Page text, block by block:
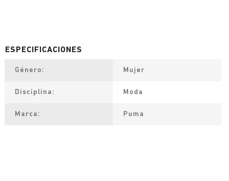
Género Mujer
Disciplina Moda
Marca Puma